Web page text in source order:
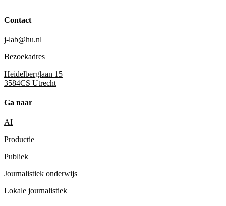
Contact
j-lab@hu.nl
Bezoekadres
Heidelberglaan 15
3584CS Utrecht
Ga naar
AI
Productie
Publiek
Journalistiek onderwijs
Lokale journalistiek